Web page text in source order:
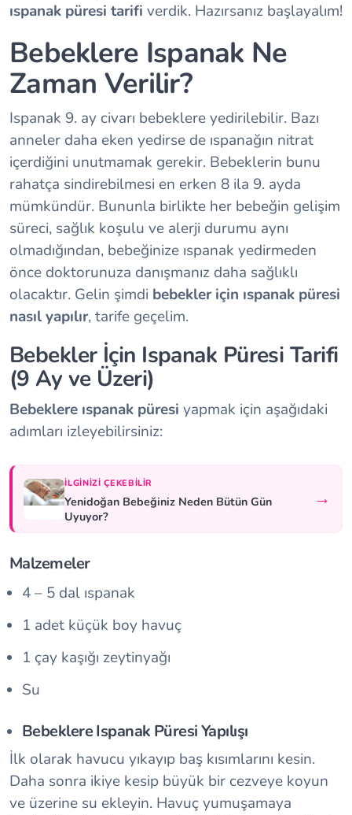
ıspanak püresi tarifi verdik. Hazırsanız başlayalım!
Bebeklere Ispanak Ne
Zaman Verilir?
Ispanak 9. ay civarı bebeklere yedirilebilir. Bazı
anneler daha eken yedirse de ıspanağın nitrat
içerdiğini unutmamak gerekir. Bebeklerin bunu
rahatça sindirebilmesi en erken 8 ila 9. ayda
mümkündür. Bununla birlikte her bebeğin gelişim
süreci, sağlık koşulu ve alerji durumu aynı
olmadığından, bebeğinize ıspanak yedirmeden
önce doktorunuza danışmanız daha sağlıklı
olacaktır. Gelin şimdi bebekler için ıspanak püresi
nasıl yapılır, tarife geçelim.
Bebekler İçin Ispanak Püresi Tarifi
(9 Ay ve Üzeri)
Bebeklere ıspanak püresi yapmak için aşağıdaki
adımları izleyebilirsiniz:
İLGINIZI ÇEKEBILIR
Yenidoğan Bebeğiniz Neden Bütün Gün
Uyuyor?
→
Malzemeler
4 – 5 dal ıspanak
1 adet küçük boy havuç
1 çay kaşığı zeytinyağı
Su
Bebeklere Ispanak Püresi Yapılışı
İlk olarak havucu yıkayıp baş kısımlarını kesin.
Daha sonra ikiye kesip büyük bir cezveye koyun
ve üzerine su ekleyin. Havuç yumuşamaya